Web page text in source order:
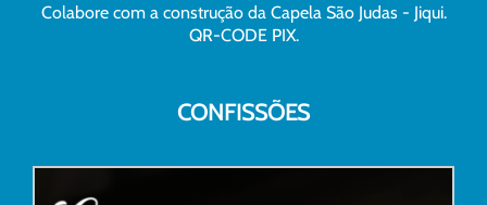
Colabore com a construção da Capela São Judas - Jiqui.
QR-CODE PIX.
CONFISSÕES